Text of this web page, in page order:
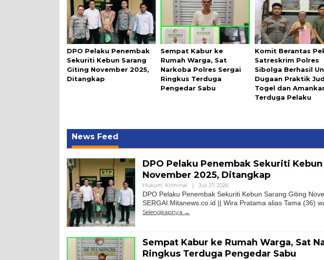
DPO Pelaku Penembak
Sekuriti Kebun Sarang
Giting November 2025,
Ditangkap
Sempat Kabur ke
Rumah Warga, Sat
Narkoba Polres Sergai
Ringkus Terduga
Pengedar Sabu
Komit Berantas
Satreskrim Polres
Sibolga Berhasil
Dugaan Praktik
Togel dan
Terduga Pelaku
News Feed
DPO Pelaku Penembak Sekuriti
November 2025, Ditangkap
Hukum, Kriminal | Juli 27, 2026
DPO Pelaku Penembak Sekuriti Kebun Sarang Giting
SERGAI.Mitanews.co.id || Wira Pratama alias Tama (36)
Selengkapnya
Sempat Kabur ke Rumah Warga, Sat
Ringkus Terduga Pengedar Sabu